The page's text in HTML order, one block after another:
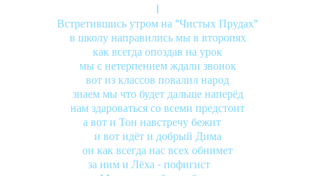
I
Встретившись утром на "Чистых Прудах"
в школу направились мы в второпях
как всегда опоздав на урок
мы с нетерпением ждали звонок
вот из классов повалил народ
знаем мы что будет дальше наперёд
нам здароваться со всеми предстоит
а вот и Тон навстречу бежит
и вот идёт и добрый Дима
он как всегда нас всех обнимет
за ним и Лёха - пофигист